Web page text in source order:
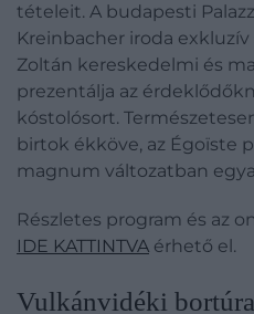
tételeit. A budapesti
Kreinbacher iroda
Zoltán kereskedelmi és
prezentálja az
kóstolósort.
birtok ékköve, az Égoïste
magnum változatban
Részletes program és az
IDE KATTINTVA érhető el.
Vulkánvidéki